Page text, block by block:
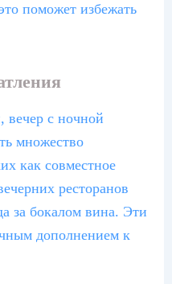
поможет избежать
вечер с ночной
множество
как совместное
ресторанов
за бокалом вина. Эти
дополнением к